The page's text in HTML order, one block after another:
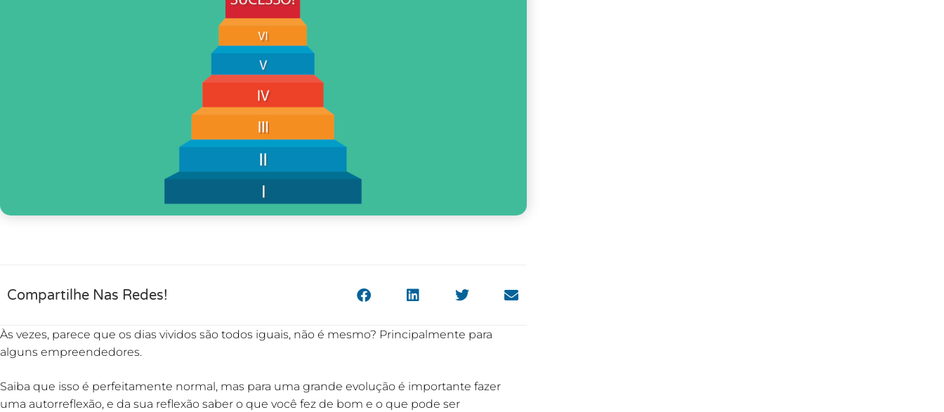
Compartilhe Nas Redes!
Às vezes, parece que os dias vividos são todos iguais, não é mesmo? Principalmente para
alguns empreendedores.
Saiba que isso é perfeitamente normal, mas para uma grande evolução é importante fazer
uma autorreflexão, e da sua reflexão saber o que você fez de bom e o que pode ser